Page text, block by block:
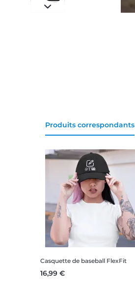
Produits correspondants
Casquette de baseball FlexFit
16,99 €